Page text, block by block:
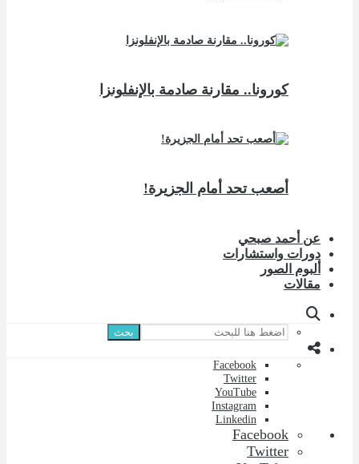
كورونا.. مقارنة صادمة بالإنفلونزا
أصعب تحد أمام الجزيرة!
عن أحمد صبحي
دورات واستشارات
ألبوم الصور
مقالات
بحث
Facebook
Twitter
YouTube
Instagram
Linkedin
Facebook
Twitter